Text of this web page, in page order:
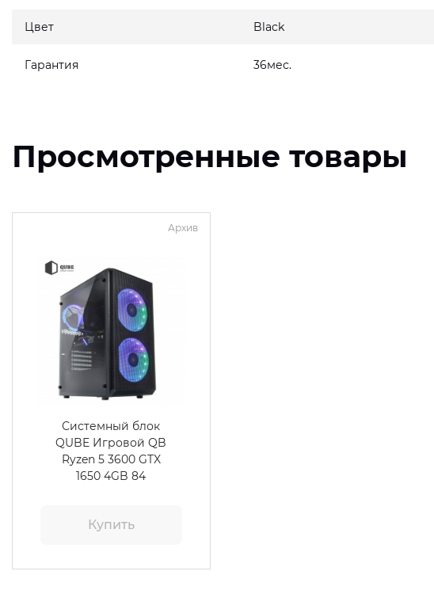
Цвет Black
Гарантия 36мес.
Просмотренные товары
Архив
Системный блок
QUBE Игровой QB
Ryzen 5 3600 GTX
1650 4GB 84
Купить